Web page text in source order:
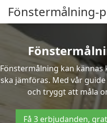
Fönstermålning-
Fönstermålning kan
ska jämföras. Med vår
och tryggt att måla
Få 3 erbjudanden,